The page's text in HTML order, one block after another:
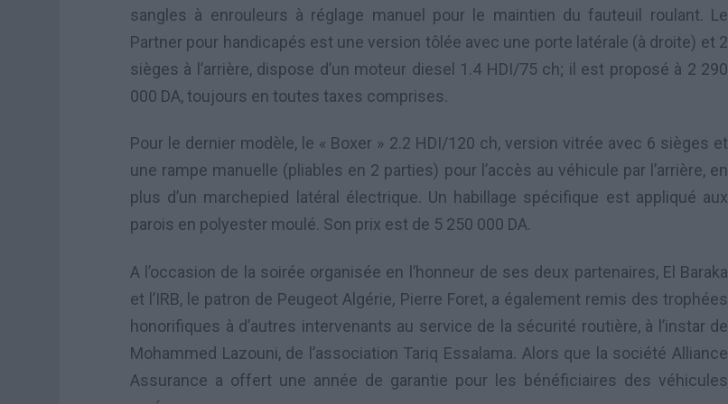
sangles à enrouleurs à réglage manuel pour le maintien du fauteuil roulant. Le
Partner pour handicapés est une version tôlée avec une porte latérale (à droite) et 2
sièges à l’arrière, dispose d’un moteur diesel 1.4 HDI/75 ch; il est proposé à 2 290
000 DA, toujours en toutes taxes comprises.
Pour le dernier modèle, le « Boxer » 2.2 HDI/120 ch, version vitrée avec 6 sièges et
une rampe manuelle (pliables en 2 parties) pour l’accès au véhicule par l’arrière, en
plus d’un marchepied latéral électrique. Un habillage spécifique est appliqué aux
parois en polyester moulé. Son prix est de 5 250 000 DA.
A l’occasion de la soirée organisée en l’honneur de ses deux partenaires, El Baraka
et l’IRB, le patron de Peugeot Algérie, Pierre Foret, a également remis des trophées
honorifiques à d’autres intervenants au service de la sécurité routière, à l’instar de
Mohammed Lazouni, de l’association Tariq Essalama. Alors que la société Alliance
Assurance a offert une année de garantie pour les bénéficiaires des véhicules